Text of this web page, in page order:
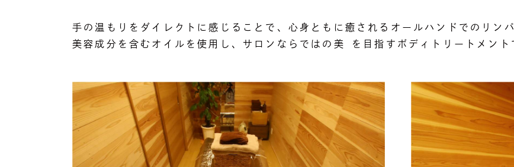
⼿の温もりをダイレクトに感じることで、⼼⾝ともに癒されるオールハンドでのリン
美容成分を含むオイルを使⽤し、サロンならではの美 を⽬指すボディトリートメント